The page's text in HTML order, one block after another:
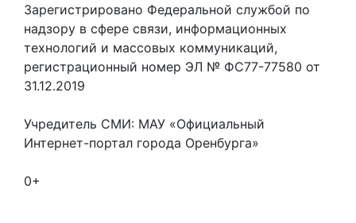
Зарегистрировано Федеральной службой по
надзору в сфере связи, информационных
технологий и массовых коммуникаций,
регистрационный номер ЭЛ № ФС77-77580 от
31.12.2019
Учредитель СМИ: МАУ «Официальный
Интернет-портал города Оренбурга»
0+